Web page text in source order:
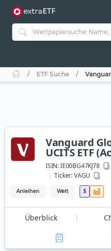
ETF Suche
Vanguard
UCITS ETF
ISIN:IE00BG47KJ78
Ticker:VAGU
Anleihen Welt $
Überblick